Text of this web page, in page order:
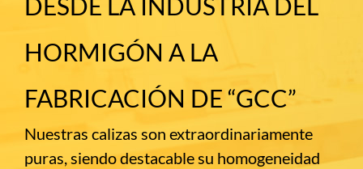
HORMIGÓN A LA
FABRICACIÓN DE “GCC”
Nuestras calizas son extraordinariamente
puras, siendo destacable su homogeneidad